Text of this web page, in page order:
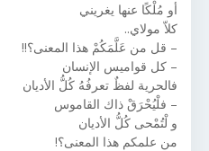
أو مُلْكًا عنها يغريني
كلاّ مولاي..
– قل من عَلَّمَكُمْ هذا المعنى؟!!
– كل قواميس الإنسان
فالحرية لفظٌ تعرفُهُ كُلُّ الأديان
– فلْيُحْرَقْ ذاك القاموس
و لْتُمْحى كُلُّ الأديان
من علمكم هذا المعنى؟!